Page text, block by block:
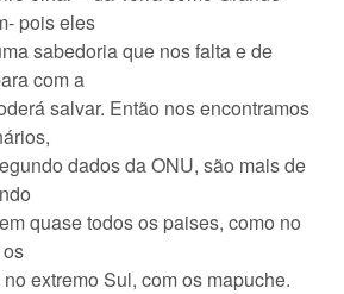
pois eles
sabedoria que nos falta e de
com a
salvar. Então nos encontramos
dados da ONU, são mais de
quase todos os paises, como no
extremo Sul, com os mapuche.